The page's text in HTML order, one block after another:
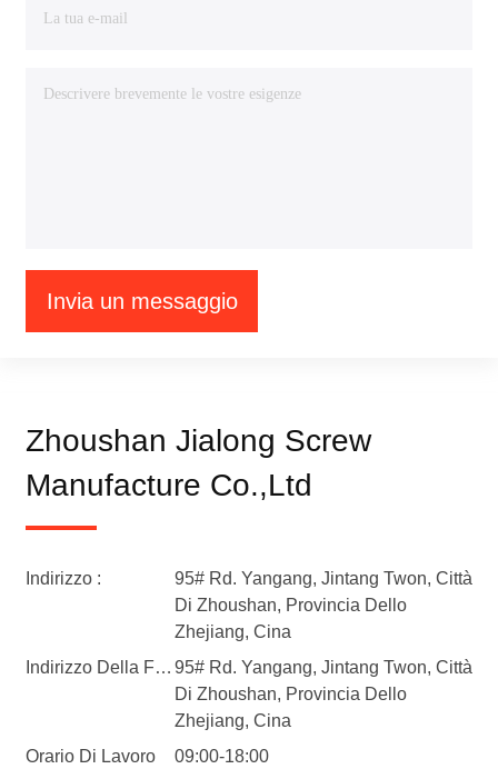
Invia un messaggio
Zhoushan Jialong Screw
Manufacture Co.,Ltd
Indirizzo :
95# Rd. Yangang, Jintang Twon, Città
Di Zhoushan, Provincia Dello
Zhejiang, Cina
Indirizzo Della Fabbrica : 95# Rd. Yangang, Jintang Twon, Città
Di Zhoushan, Provincia Dello
Zhejiang, Cina
Orario Di Lavoro
09:00-18:00